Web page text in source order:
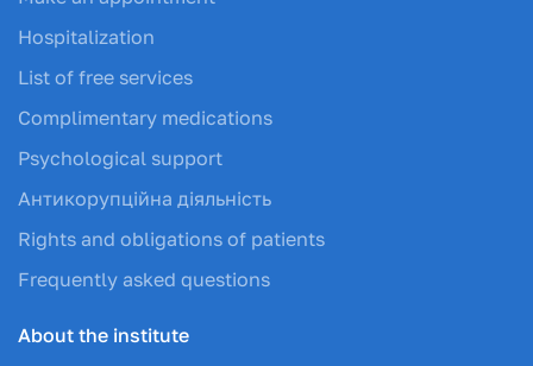
Hospitalization
List of free services
Complimentary medications
Psychological support
Антикорупційна діяльність
Rights and obligations of patients
Frequently asked questions
About the institute